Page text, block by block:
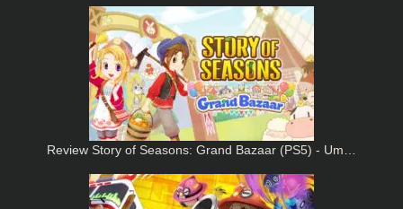
Review Story of Seasons: Grand Bazaar (PS5) - Um…